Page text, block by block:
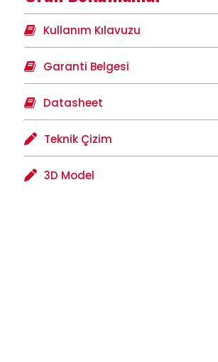
Kullanım Kılavuzu
Garanti Belgesi
Datasheet
Teknik Çizim
3D Model